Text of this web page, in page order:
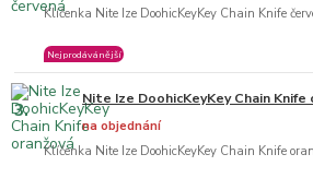
Klíčenka Nite Ize DoohicKeyKey Chain Knife
Nejprodávánější
3. Nite Ize DoohicKeyKey Chain Knife
Klíčenka Nite Ize DoohicKeyKey Chain Knife
na objednání